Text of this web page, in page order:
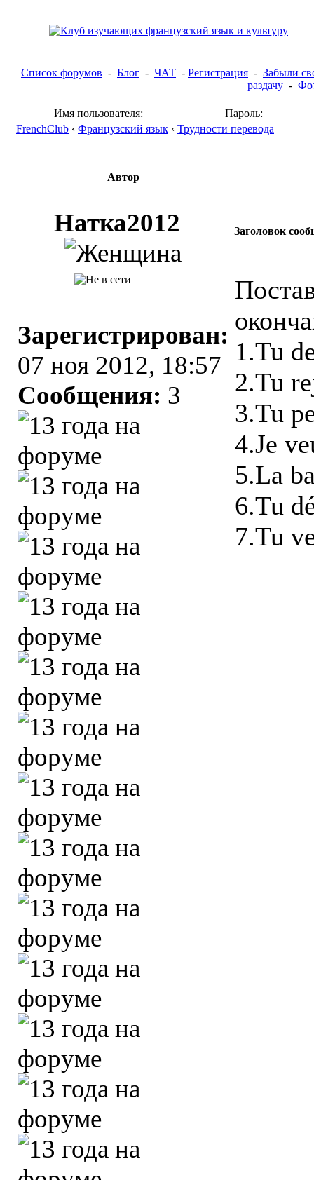
Список форумов - Блог - ЧАТ - Регистрация - Забыли
раздачу -
Имя пользователя:
Пароль:
FrenchClub ‹ Французский язык ‹ Трудности перевода
Автор
Натка2012 Заголовок
Зарегистрирован:
07 ноя 2012, 18:57
Сообщения: 3
1.Tu
2.Tu
3.Tu
4.Je
5.La
6.Tu
7.Tu